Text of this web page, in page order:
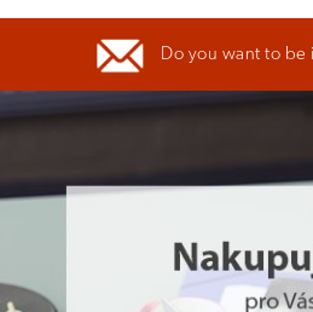
Do you want to